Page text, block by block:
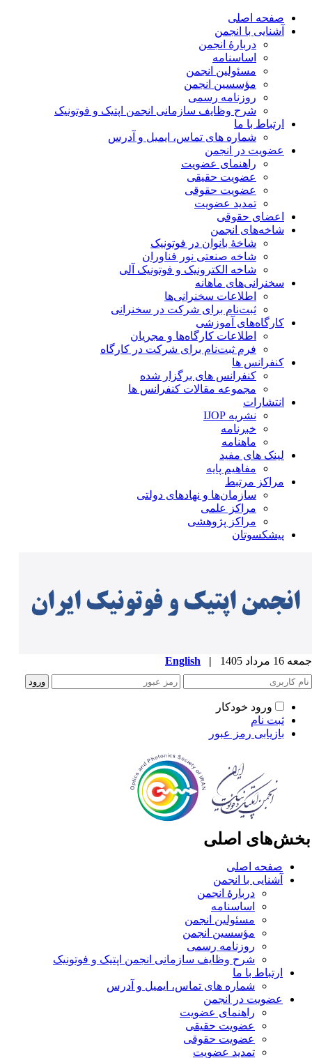
صفحه اصلی
آشنایی با انجمن
دربارۀ انجمن
اساسنامه
مسئولین انجمن
مؤسسین انجمن
روزنامه رسمی
شرح وظایف سازمانی انجمن اپتیک و فوتونیک
ارتباط با ما
شماره های تماس، ایمیل و آدرس
عضویت در انجمن
راهنمای عضویت
عضویت حقیقی
عضویت حقوقی
تمدید عضویت
اعضای حقوقی
شاخه‌های انجمن
شاخۀ بانوان در فوتونیک
شاخه صنعتی نور فناوران
شاخه‌ الکترونیک و فوتونیک آلی
سخنرانی‌های ماهانه
اطلاعات سخنرانی‌‌ها
ثبت‌نام برای شرکت در سخنرانی
کارگاه‌های آموزشی
اطلاعات کارگاه‌ها و مجریان
فرم ثبت‌نام برای شرکت در کارگاه
کنفرانس ها
کنفرانس های برگزار شده
مجموعه مقالات کنفرانس ها
انتشارات
نشریه IJOP
خبرنامه
ماهنامه
لینک های مفید
مفاهیم پایه
مراکز مرتبط
سازمان‌ها و نهادهای دولتی
مراکز علمی
مراکز پژوهشی
پیشکسوتان
مرداد 1405 |
English
ورود خودکار
ثبت نام
بازیابی رمز عبور
اصلی
صفحه اصلی
آشنایی با انجمن
دربارۀ انجمن
اساسنامه
مسئولین انجمن
مؤسسین انجمن
روزنامه رسمی
شرح وظایف سازمانی انجمن اپتیک و فوتونیک
ارتباط با ما
شماره های تماس، ایمیل و آدرس
عضویت در انجمن
راهنمای عضویت
عضویت حقیقی
عضویت حقوقی
تمدید عضویت